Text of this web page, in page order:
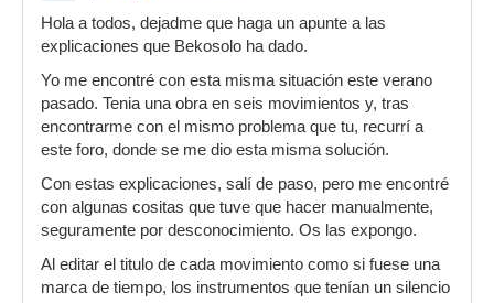
Hola a todos, dejadme que haga un apunte a las
explicaciones que Bekosolo ha dado.
Yo me encontré con esta misma situación este verano
pasado. Tenia una obra en seis movimientos y, tras
encontrarme con el mismo problema que tu, recurrí a
este foro, donde se me dio esta misma solución.
Con estas explicaciones, salí de paso, pero me encontré
con algunas cositas que tuve que hacer manualmente,
seguramente por desconocimiento. Os las expongo.
Al editar el titulo de cada movimiento como si fuese una
marca de tiempo, los instrumentos que tenían un silencio